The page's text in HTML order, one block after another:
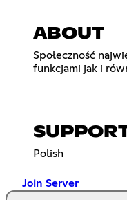
ABOUT
Społeczność
funkcjami jak i
Polish
Join Server